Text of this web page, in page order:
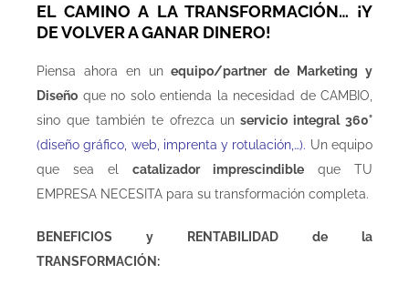
EL CAMINO A LA TRANSFORMACIÓN… ¡Y
DE VOLVER A GANAR DINERO!
Piensa ahora en unequipo/partner de Marketing y
Diseño que no solo entienda la necesidad de CAMBIO,
sino que también te ofrezca un servicio integral 360°
(diseño gráfico, web, imprenta y rotulación,…). Un equipo
que sea el catalizador imprescindible que TU
EMPRESA NECESITA para su transformación completa.
BENEFICIOS y RENTABILIDAD de la
TRANSFORMACIÓN: